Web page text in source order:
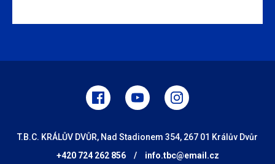
T.B.C. KRÁLŮV DVŮR, Nad Stadionem 354, 267 01 Králův Dvůr
+420 724 262 856
/ info.tbc@email.cz